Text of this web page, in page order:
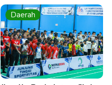
Daerah